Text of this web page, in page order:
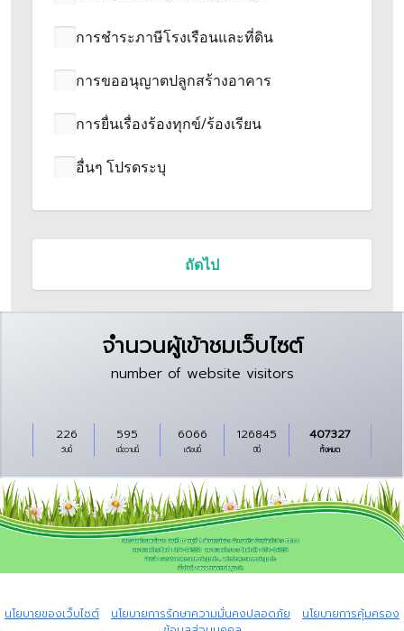
การชำระภาษีโรงเรือนและที่ดิน
การขออนุญาตปลูกสร้างอาคาร
การยื่นเรื่องร้องทุกข์/ร้องเรียน
อื่นๆ โปรดระบุ
จำนวนผู้เข้าชมเว็บไซต์
number of website visitors
วันนี้
226
เมื่อวานนี้
595
เดือนนี้
6066
ปีนี้
126845
ทั้งหมด
407327
นโยบายของเว็บไซต์
นโยบายการรักษาความมั่นคงปลอดภัย
นโยบายการคุ้มครอง